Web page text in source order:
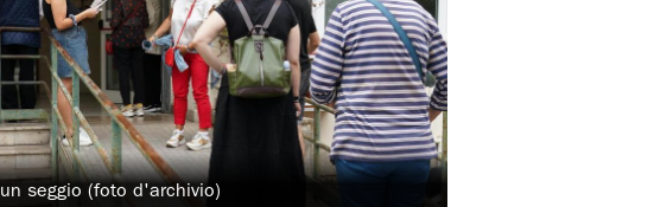
seggio (foto d'archivio)